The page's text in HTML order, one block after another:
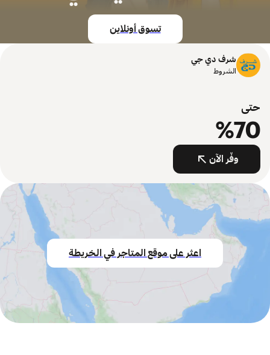
تسوق أونلاين
شرف دي جي
الشروط
حتى
%70
وفّر الآن
اعثر على موقع المتاجر في الخريطة